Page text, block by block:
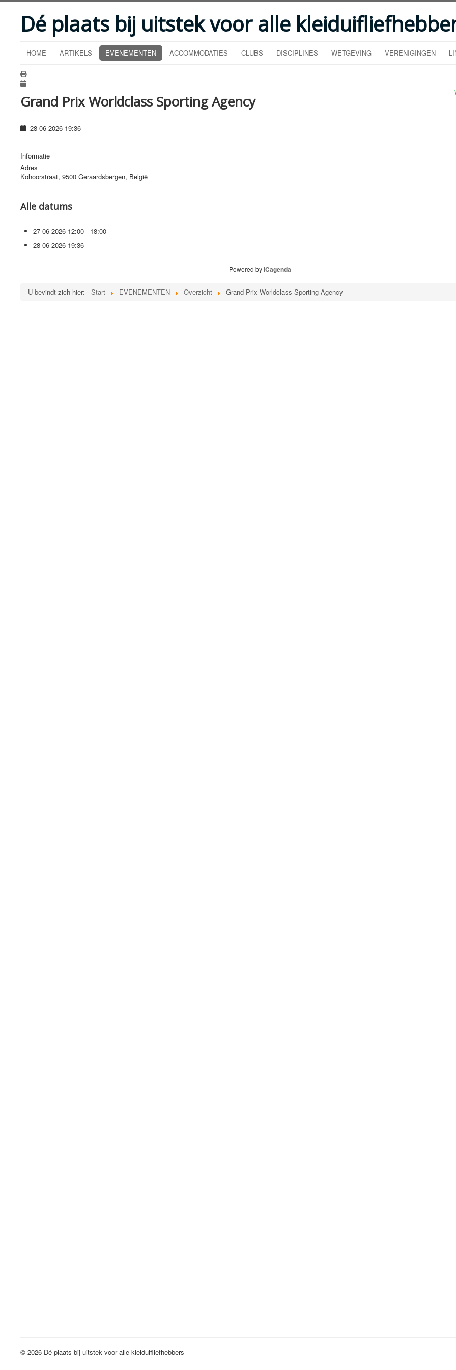
Dé plaats bij uitstek voor alle
HOME ARTIKELS EVENEMENTEN ACCOMMODATIES CLUBS DISCIPLINES WETGEVING VERENIGINGEN
Grand Prix Worldclass Sporting Agency
28-06-2026 19:36
Informatie
Adres
Kohoorstraat, 9500 Geraardsbergen, België
Alle datums
27-06-2026 12:00 - 18:00
28-06-2026 19:36
Powered byiCagenda
U bevindt zich hier: Start EVENEMENTEN Overzicht Grand Prix Worldclass Sporting Agency
© 2026 Dé plaats bij uitstek voor alle kleiduifliefhebbers